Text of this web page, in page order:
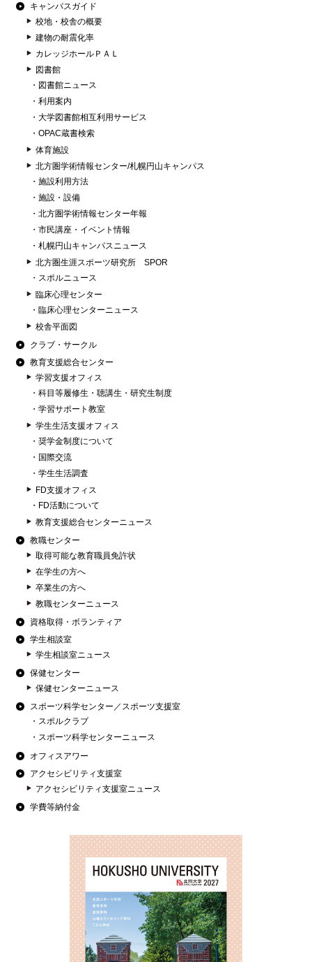
キャンパスガイド
校地・校舎の概要
建物の耐震化率
カレッジホールＰＡＬ
図書館
図書館ニュース
利用案内
大学図書館相互利用サービス
OPAC蔵書検索
体育施設
北方圏学術情報センター/札幌円山キャンパス
施設利用方法
施設・設備
北方圏学術情報センター年報
市民講座・イベント情報
札幌円山キャンパスニュース
北方圏生涯スポーツ研究所 SPOR
スポルニュース
臨床心理センター
臨床心理センターニュース
校舎平面図
クラブ・サークル
教育支援総合センター
学習支援オフィス
科目等履修生・聴講生・研究生制度
学習サポート教室
学生生活支援オフィス
奨学金制度について
国際交流
学生生活調査
FD支援オフィス
FD活動について
教育支援総合センターニュース
教職センター
取得可能な教育職員免許状
在学生の方へ
卒業生の方へ
教職センターニュース
資格取得・ボランティア
学生相談室
学生相談室ニュース
保健センター
保健センターニュース
スポーツ科学センター／スポーツ支援室
スポルクラブ
スポーツ科学センターニュース
オフィスアワー
アクセシビリティ支援室
アクセシビリティ支援室ニュース
学費等納付金